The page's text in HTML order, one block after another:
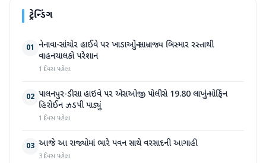
ટ્રેન્ડિંગ
01 નેનાવા-સાંચોર હાઈવે પર ખાડાઓનું સામ્રાજ્ય બિસ્માર રસ્તાથી
વાહનચાલકો પરેશાન
1 દિવસ પહેલા
02 પાલનપુર-ડીસા હાઇવે પર એસઓજી પોલીસે 19.80 લાખનું મોર્ફિન
હિરોઈન ઝડપી પાડ્યું
1 દિવસ પહેલા
03 આજે આ રાજ્યોમાં ભારે પવન સાથે વરસાદની આગાહી
3 દિવસ પહેલા